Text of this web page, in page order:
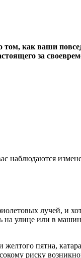
том, как ваши
за
лучей, и
улице или в
желтого пятна,
риску